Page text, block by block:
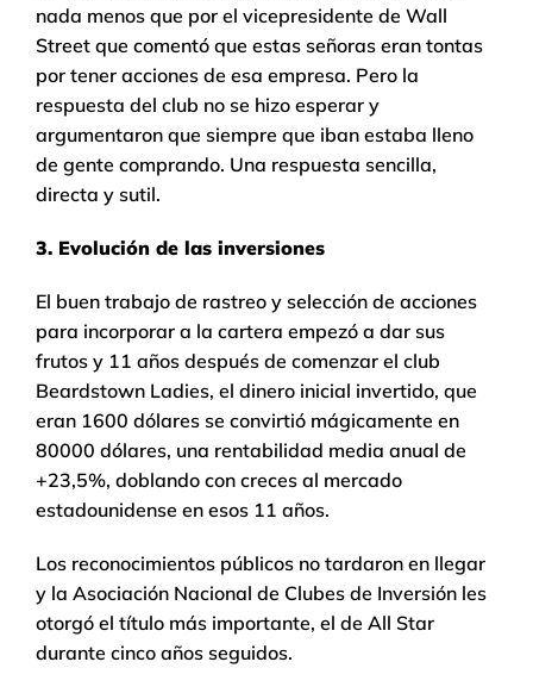
nada menos que por el vicepresidente de Wall
Street que comentó que estas señoras eran tontas
por tener acciones de esa empresa. Pero la
respuesta del club no se hizo esperar y
argumentaron que siempre que iban estaba lleno
de gente comprando. Una respuesta sencilla,
directa y sutil.
3. Evolución de las inversiones
El buen trabajo de rastreo y selección de acciones
para incorporar a la cartera empezó a dar sus
frutos y 11 años después de comenzar el club
Beardstown Ladies, el dinero inicial invertido, que
eran 1600 dólares se convirtió mágicamente en
80000 dólares, una rentabilidad media anual de
+23,5%, doblando con creces al mercado
estadounidense en esos 11 años.
Los reconocimientos públicos no tardaron en llegar
y la Asociación Nacional de Clubes de Inversión les
otorgó el título más importante, el de All Star
durante cinco años seguidos.